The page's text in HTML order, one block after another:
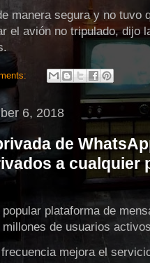
manera segura y no tuvo
el avión no tripulado, dijo
6, 2018
de
a cualquier
plataforma de
de usuarios
mejora el